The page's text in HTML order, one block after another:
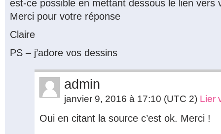
est-ce possible en mettant dessous le lien vers
Merci pour votre réponse
Claire
PS – j’adore vos dessins
admin
janvier 9, 2016 à 17:10 (UTC 2) Lier
Oui en citant la source c’est ok. Merci !